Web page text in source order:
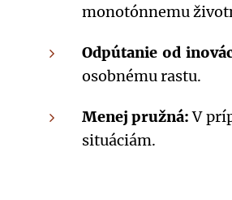
monotónnemu
Odpútanie od
osobnému rastu.
Menej pružná:V
situáciám.